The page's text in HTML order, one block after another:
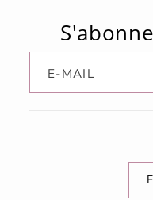
E-MAIL